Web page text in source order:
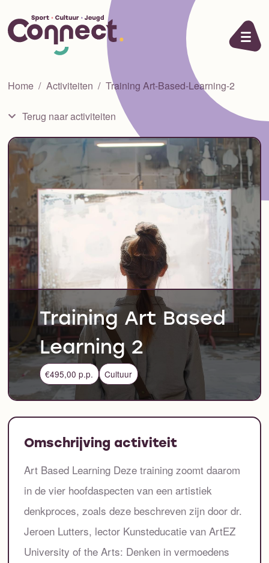
Ga naar de inhoud
Home Activiteiten Training Art-Based-Learning-2
Terug naar activiteiten
Training Art Based
Learning 2
€495,00 p.p. Cultuur
Omschrijving activiteit
Art Based Learning Deze training zoomt daarom
in de vier hoofdaspecten van een artistiek
denkproces, zoals deze beschreven zijn door dr.
Jeroen Lutters, lector Kunsteducatie van ArtEZ
University of the Arts: Denken in vermoedens